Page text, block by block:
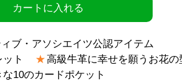
カートに入れる
ブ・アソシエイツ公認アイテム
ト
高級牛革に幸せを願うお花の
10のカードポケット